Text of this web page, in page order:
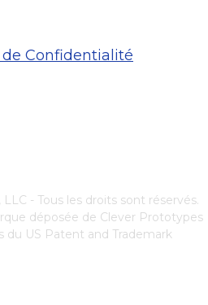
Confidentialité
- Tous les droits sont réservés.
déposée de Clever Prototypes
du US Patent and Trademark